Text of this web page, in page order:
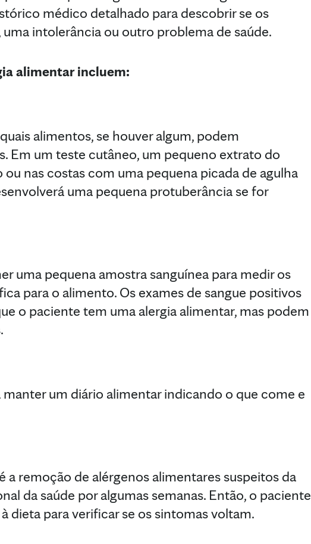
médico detalhado para descobrir se os
intolerância ou outro problema de saúde.
alimentar incluem:
alimentos, se houver algum, podem
Em um teste cutâneo, um pequeno extrato do
nas costas com uma pequena picada de agulha
uma pequena protuberância se for
uma pequena amostra sanguínea para medir os
para o alimento. Os exames de sangue positivos
o paciente tem uma alergia alimentar, mas podem
um diário alimentar indicando o que come e
a remoção de alérgenos alimentares suspeitos da
da saúde por algumas semanas. Então, o paciente
dieta para verificar se os sintomas voltam.